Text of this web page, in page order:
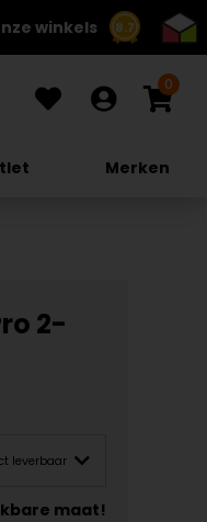
8.7
winkels
0
Merken
2-
leverbaar
maat!